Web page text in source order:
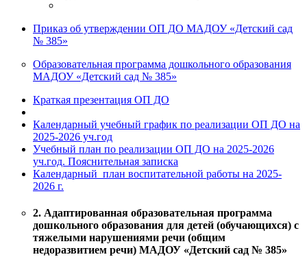
Приказ об утверждении ОП ДО МАДОУ «Детский сад
№ 385»
Образовательная программа дошкольного образования
МАДОУ «Детский сад № 385»
Краткая презентация ОП ДО
Календарный учебный график по реализации ОП ДО на
2025-2026 уч.год
Учебный план по реализации ОП ДО на 2025-2026
уч.год. Пояснительная записка
Календарный план воспитательной работы на 2025-
2026 г.
2. Адаптированная образовательная программа
дошкольного образования для детей (обучающихся) с
тяжелыми нарушениями речи (общим
недоразвитием речи) МАДОУ «Детский сад № 385»